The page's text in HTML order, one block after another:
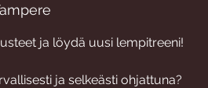
ja löydä uusi lempitreeni!
ja selkeästi ohjattuna?